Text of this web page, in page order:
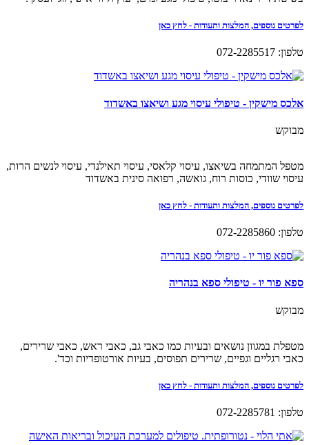
לפרטים נוספים, המלצות ותעודות - לחץ כאן
טלפון: 072-2285517
אלכס מישקין - טיפולי עיסוי מגע ושיאצו באשדוד
מבוקש
מטפל המתמחה בשיאצו, עיסוי קלאסי, עיסוי תאילנדי, עיסוי לנשים הרות,
עיסוי שוודי, כוסות רוח, גואשה, רפואה סינית באשדוד
לפרטים נוספים, המלצות ותעודות - לחץ כאן
טלפון: 072-2285860
ספא פור יו - טיפולי ספא בנהריה
מבוקש
מטפלת במגוון נושאים ובעיות כמו כאבי גב, כאבי ראש, כאבי שרירים,
כאבי רגליים וגפיים, שרירים תפוסים, בעיות אורטופדיות וכד'.
לפרטים נוספים, המלצות ותעודות - לחץ כאן
טלפון: 072-2285781